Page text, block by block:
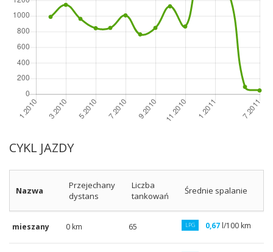
CYKL JAZDY
Nazwa
Przejechany
dystans
Liczba
tankowań
Średnie spalanie
mieszany 0 km 65 LPG 0,67 l/100 km